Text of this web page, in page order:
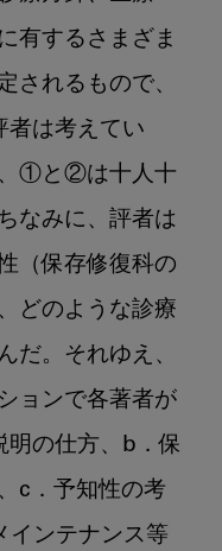
有するさまざま
されるもので、
者は考えてい
、①と②は十人十
なみに、評者は
（保存修復科の
どのような診療
だ。それゆえ、
ョンで各著者が
明の仕方、b．保
c．予知性の考
インテナンス等